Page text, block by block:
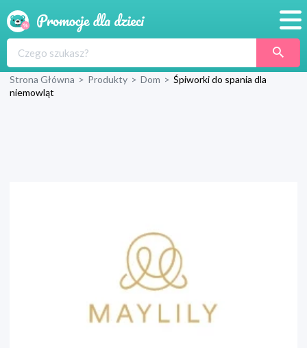
Produkty
Strona Główna > Produkty > Dom > Śpiworki do spania dla
niemowląt